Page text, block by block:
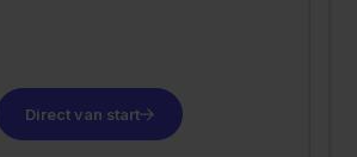
Direct van start